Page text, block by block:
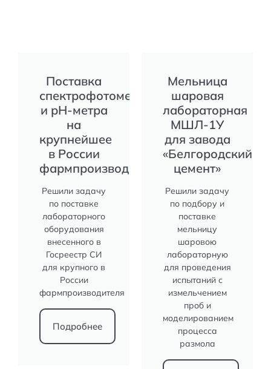
Поставка
спектрофотометра
и рH-метра
на
крупнейшее
в России
фармпроизводство
Решили задачу
по поставке
лабораторного
оборудования
внесенного в
Госреестр СИ
для крупного в
России
фармпроизводителя
Подробнее
Мельница
шаровая
лабораторная
МШЛ-1У
для завода
«Белгородский
цемент»
Решили задачу
по подбору и
поставке
мельницу
шаровою
лабораторную
для проведения
испытаний с
измельчением
проб и
моделированием
процесса
размола